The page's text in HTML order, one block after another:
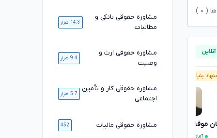
( ۰
بنیاد وکلا
موفقی
تایید شده
آماده مشاوره فوری
مصطفی مستاجران
مشاوره حقوقی بانکی و
مطالبات
14.3 هزار
مشاوره حقوقی ارث و
وصیت
9.4 هزار
مشاوره حقوقی کار و تأمین
اجتماعی
5.7 هزار
مشاوره حقوقی مالیات 452